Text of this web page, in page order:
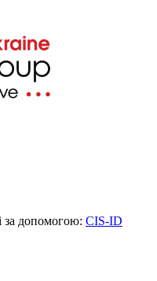
за допомогою: CIS-ID